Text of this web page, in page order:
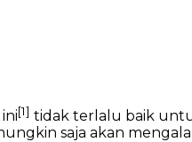
[1] tidak terlalu baik
saja akan